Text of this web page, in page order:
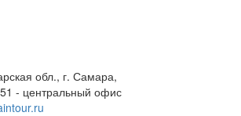
обл., г. Самара,
- центральный офис